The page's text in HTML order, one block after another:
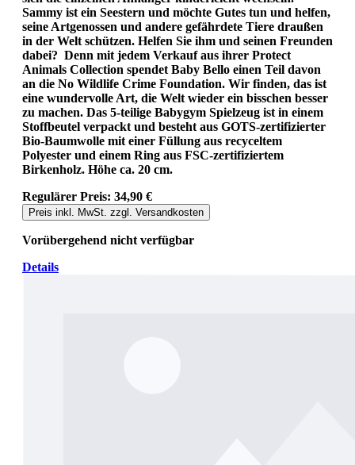
Sammy ist ein Seestern und möchte Gutes tun und helfen,
seine Artgenossen und andere gefährdete Tiere draußen
in der Welt schützen. Helfen Sie ihm und seinen Freunden
dabei? Denn mit jedem Verkauf aus ihrer Protect
Animals Collection spendet Baby Bello einen Teil davon
an die No Wildlife Crime Foundation. Wir finden, das ist
eine wundervolle Art, die Welt wieder ein bisschen besser
zu machen. Das 5-teilige Babygym Spielzeug ist in einem
Stoffbeutel verpackt und besteht aus GOTS-zertifizierter
Bio-Baumwolle mit einer Füllung aus recyceltem
Polyester und einem Ring aus FSC-zertifiziertem
Birkenholz. Höhe ca. 20 cm.
Regulärer Preis: 34,90 €
Preis inkl. MwSt. zzgl. Versandkosten
Vorübergehend nicht verfügbar
Details